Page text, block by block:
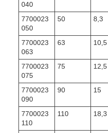
040
7700023
050
50 8,3
7700023
063
63 10,5
7700023
075
75 12,5
7700023
090
90 15
7700023
110
110 18,3